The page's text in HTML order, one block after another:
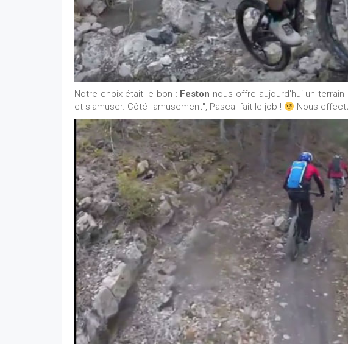
Notre choix était le bon : Feston nous offre aujourd'hui un
et s'amuser. Côté "amusement", Pascal fait le job !
Nous